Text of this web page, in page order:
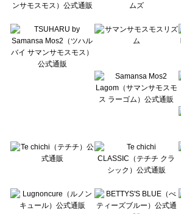
Te chichi CLASSIC（テチチ クラシック）の一覧
Lugnoncure（ルノンキュール）の一覧
BETTY'S BLUE（べティーズブルー）の一覧
Wpc.（ワールドパーティー）の一覧